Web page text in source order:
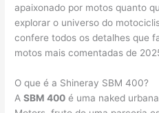
apaixonado por motos quanto
explorar o universo do
confere todos os detalhes que
motos mais comentadas de
O que é a Shineray SBM 400?
ASBM 400 é uma naked